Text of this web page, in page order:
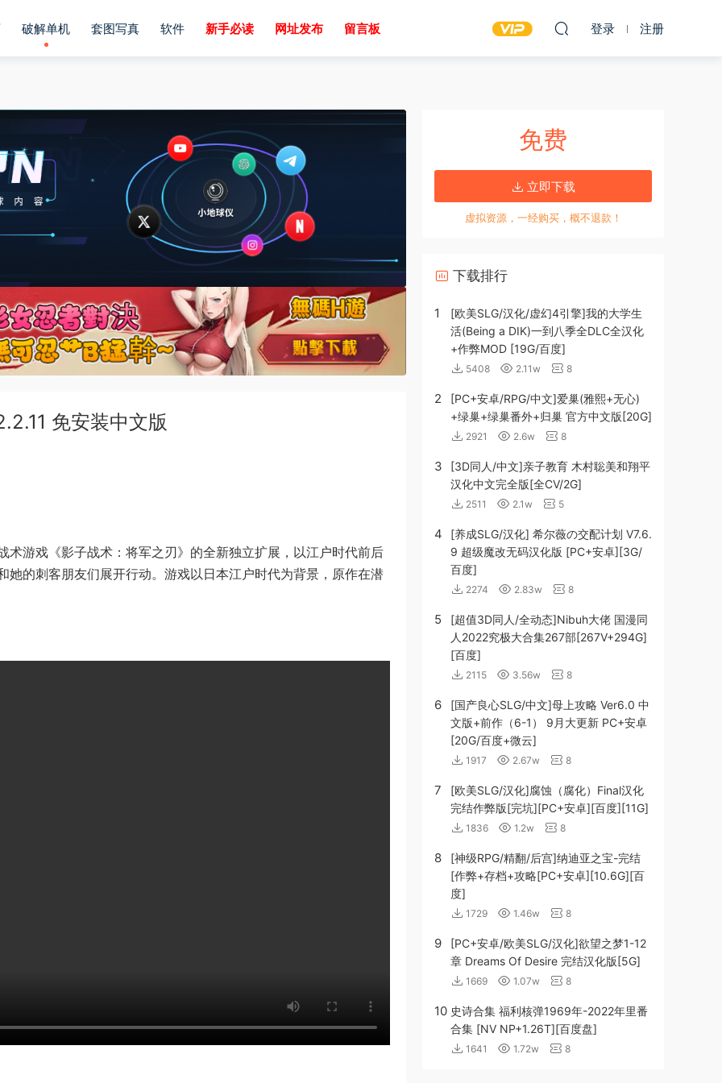
破解单机 套图写真 软件 新手必读 网址发布 留言板 登录 注册
免安装中文版
游戏《影子战术：将军之刃》的全新独立扩展，以江户时代前后
的刺客朋友们展开行动。游戏以日本江户时代为背景，原作在潜
免费
立即下载
虚拟资源，一经购买，概不退款！
下载排行
1
[欧美SLG/汉化/虚幻4引擎]我的大学生
活(Being a DIK)一到八季全DLC全汉化
+作弊MOD [19G/百度]
5408 2.11w 8
2
[PC+安卓/RPG/中文]爱巢(雅熙+无心)
+绿巢+绿巢番外+归巢 官方中文版[20G]
2921 2.6w 8
3
[3D同人/中文]亲子教育 木村聡美和翔平
汉化中文完全版[全CV/2G]
2511 2.1w 5
4
[养成SLG/汉化] 希尔薇の交配计划 V7.6.
9 超级魔改无码汉化版 [PC+安卓][3G/
百度]
2274 2.83w 8
5
[超值3D同人/全动态]Nibuh大佬 国漫同
人2022究极大合集267部[267V+294G]
[百度]
2115 3.56w 8
6
[国产良心SLG/中文]母上攻略 Ver6.0 中
文版+前作（6-1） 9月大更新 PC+安卓
[20G/百度+微云]
1917 2.67w 8
7
[欧美SLG/汉化]腐蚀（腐化）Final汉化
完结作弊版[完坑][PC+安卓][百度][11G]
1836 1.2w 8
8
[神级RPG/精翻/后宫]纳迪亚之宝-完结
[作弊+存档+攻略[PC+安卓][10.6G][百
度]
1729 1.46w 8
9
[PC+安卓/欧美SLG/汉化]欲望之梦1-12
章 Dreams Of Desire 完结汉化版[5G]
1669 1.07w 8
10 史诗合集 福利核弹1969年-2022年里番
合集 [NV NP+1.26T][百度盘]
1641 1.72w 8